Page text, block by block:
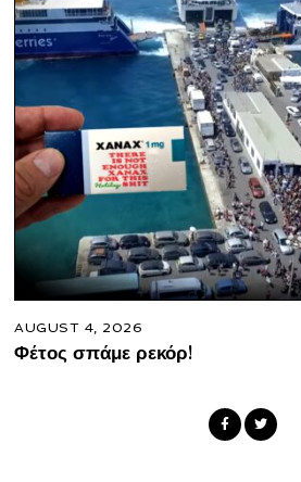
AUGUST 4, 2026
Φέτος σπάμε ρεκόρ!